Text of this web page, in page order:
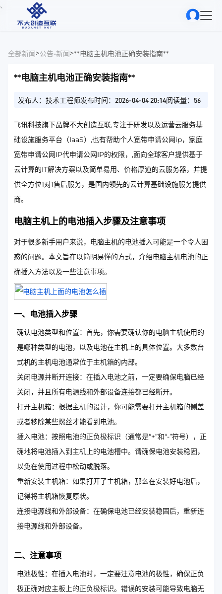
、
全部新闻>公告-新闻>**电脑主机电池正确安装指南**
**电脑主机电池正确安装指南**
发布人：技术工程师发布时间：2026-04-04 20:14阅读量：56
飞讯科技旗下品牌不大创造互联,专注于研发以及运营云服务基
础设施服务平台（IaaS）,也有帮助个人宽带申请公网ip，家庭
宽带申请公网IP代申请公网IP的权限，,面向全球客户提供基于
云计算的IT解决方案以及简单易用、价格厚道的云服务器，并提
供全方位1对1售后服务，是国内领先的云计算基础设施服务提供
商。
电脑主机上的电池插入步骤及注意事项
对于很多新手用户来说，电脑主机的电池插入可能是一个令人困
惑的问题。本文旨在以简明易懂的方式，介绍电脑主机电池的正
确插入方法以及一些注意事项。
一、电池插入步骤
确认电池类型和位置：首先，你需要确认你的电脑主机使用的
是哪种类型的电池，以及电池在主机上的具体位置。大多数台
式机的主机电池通常位于主机箱的内部。
关闭电源并断开连接：在插入电池之前，一定要确保电脑已经
关闭，并且所有电源线和外部设备连接都已经断开。
打开主机箱：根据主机的设计，你可能需要打开主机箱的侧盖
或者移除某些螺丝才能看到电池。
插入电池：按照电池的正负极标识（通常是“+”和“-”符号），正
确地将电池插入到主机上的电池槽中。请确保电池安装稳固，
以免在使用过程中松动或脱落。
重新安装主机箱：如果打开了主机箱，那么在安装好电池后，
记得将主机箱恢复原状。
连接电源线和外部设备：在确保电池已经安装稳固后，重新连
接电源线和外部设备。
二、注意事项
电池极性：在插入电池时，一定要注意电池的极性，确保正负
极正确对应主板上的正负极标识。错误的安装可能导致电脑无